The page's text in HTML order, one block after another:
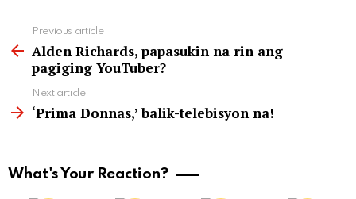
more
Previous article
Alden Richards, papasukin na rin ang
pagiging YouTuber?
Next article
‘Prima Donnas,’ balik-telebisyon na!
What's Your Reaction?